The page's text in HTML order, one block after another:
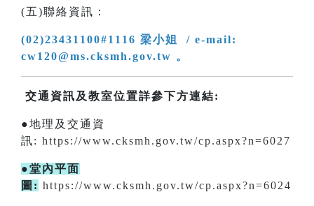
(五)聯絡資訊：
(02)23431100#1116 梁小姐 / e-mail:
cw120@ms.cksmh.gov.tw 。
交通資訊及教室位置詳參下方連結:
●地理及交通資
訊: https://www.cksmh.gov.tw/cp.aspx?n=6027
●堂內平面
圖: https://www.cksmh.gov.tw/cp.aspx?n=6024